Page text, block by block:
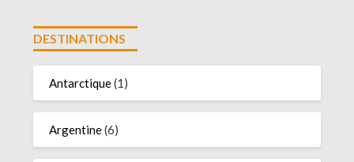
DESTINATIONS
Antarctique(1)
Argentine(6)